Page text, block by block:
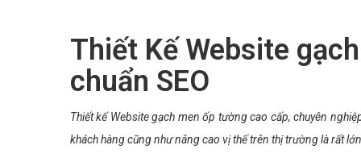
Chính
Chính
Thiết Kế Website
chuẩn SEO
Thiết kế Website gạch men ốp tường cao cấp, chuyên
khách hàng cũng như nâng cao vị thế trên thị trường là rất lớn.